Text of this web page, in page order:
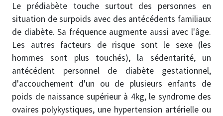
Le prédiabète touche surtout des personnes en
situation de surpoids avec des antécédents familiaux
de diabète. Sa fréquence augmente aussi avec l'âge.
Les autres facteurs de risque sont le sexe (les
hommes sont plus touchés), la sédentarité, un
antécédent personnel de diabète gestationnel,
d'accouchement d'un ou de plusieurs enfants de
poids de naissance supérieur à 4kg, le syndrome des
ovaires polykystiques, une hypertension artérielle ou